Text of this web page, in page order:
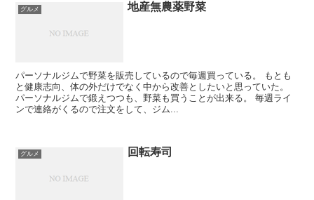
グルメ 地産無農薬野菜
パーソナルジムで野菜を販売しているので毎週買っている。 もとも
と健康志向、体の外だけでなく中から改善としたいと思っていた。
パーソナルジムで鍛えつつも、野菜も買うことが出来る。 毎週ライ
ンで連絡がくるので注文をして、ジム...
グルメ 回転寿司